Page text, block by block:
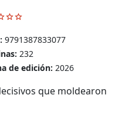
9791387833077
232
de edición: 2026
que moldearon